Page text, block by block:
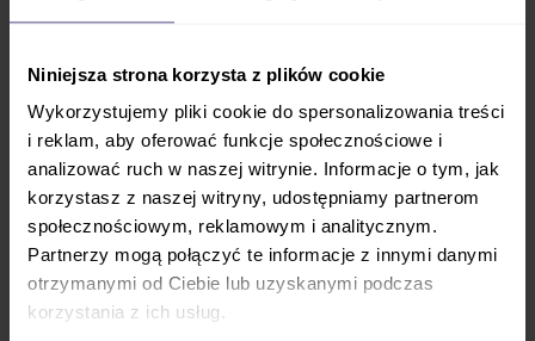
Niniejsza strona korzysta z plików cookie
Wykorzystujemy pliki cookie do spersonalizowania treści
i reklam, aby oferować funkcje społecznościowe i
analizować ruch w naszej witrynie. Informacje o tym, jak
korzystasz z naszej witryny, udostępniamy partnerom
społecznościowym, reklamowym i analitycznym.
Partnerzy mogą połączyć te informacje z innymi danymi
otrzymanymi od Ciebie lub uzyskanymi podczas
korzystania z ich usług.
europejskimi standardami bezpieczeństwa.
uwzględnieniem ochrony bocznej oraz
dopasowania do wzrostu dziecka.Dzięki temu
fotelik lepiej odpowiada na potrzeby starszych dzieci
niż modele projektowane wyłącznie według
kryterium wagowego.
Regulowany zagłówek
Zagłówek można łatwo dopasować do